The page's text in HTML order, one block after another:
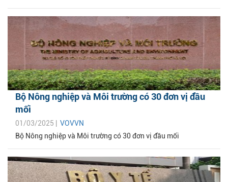
Bộ Nông nghiệp và Môi trường có 30 đơn vị đầu
mối
01/03/2025 | VOVVN
Bộ Nông nghiệp và Môi trường có 30 đơn vị đầu mối